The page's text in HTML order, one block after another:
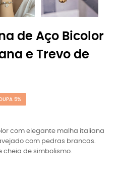
de Aço Bicolor
e Trevo de
5%
com elegante malha italiana
com pedras brancas.
cheia de simbolismo.